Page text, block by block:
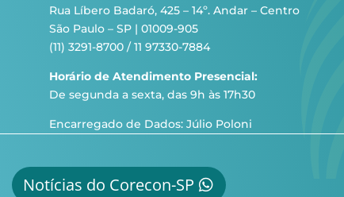
Rua Líbero Badaró, 425 – 14º. Andar – Centro
São Paulo – SP | 01009-905
(11) 3291-8700 / 11 97330-7884
Horário de Atendimento Presencial:
De segunda a sexta, das 9h às 17h30
Encarregado de Dados: Júlio Poloni
Notícias do Corecon-SP